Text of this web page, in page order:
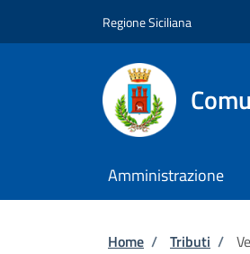
Regione Siciliana
Amministrazione
Briciole
Home / Tributi /